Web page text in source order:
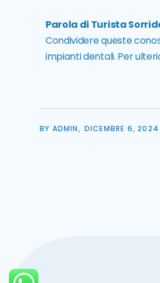
Parola di Turista
Condividere queste
impianti dentali. Per
BY ADMIN, DICEMBRE 6, 2024